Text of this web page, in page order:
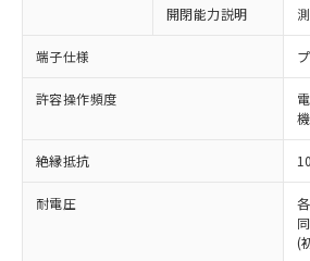
開閉能力説明
端子仕様
許容操作頻度
絶縁抵抗
耐電圧
(
ご利用ください。
本サービスは、当社制
商品の当社在庫状況およ
(税抜)を提供させていた
当社制御機器事業取扱
本サービスの対象外と
ことをご了承ください。
在庫状況および標準価格
対応予定なし：EU RoHS指令
非含有に非対応の商品で、対
定はありません。
調査・確認中：EU RoHS指令
非含有の対応状況を調査中ま
害物質有無と関係のない商品
仕入先様の事情により、非含
いたものが、含有品と判明し
むを得ず変更することがあり
※1 中国RoHS○×表
「○」：最大均質材料含有率
基準値以下であることを示し
「×」：最大均質材料含有率が
基準値を超えていることを示
「－」：未確認です。当社販売
当社は、これら貴社製
為替および外国貿易法に